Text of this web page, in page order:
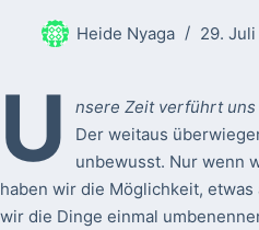
Heide Nyaga 29. Juli
U nsere Zeit verführt
Der weitaus
unbewusst. Nur wenn
haben wir die Möglichkeit,
wir die Dinge einmal